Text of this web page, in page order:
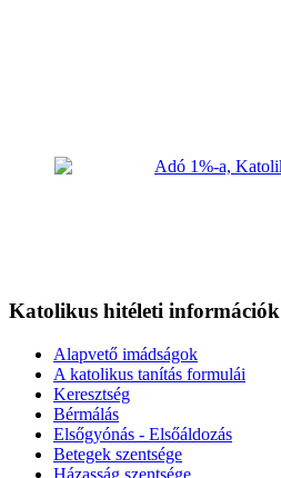
Katolikus hitéleti információk
Alapvető imádságok
A katolikus tanítás formulái
Keresztség
Bérmálás
Elsőgyónás - Elsőáldozás
Betegek szentsége